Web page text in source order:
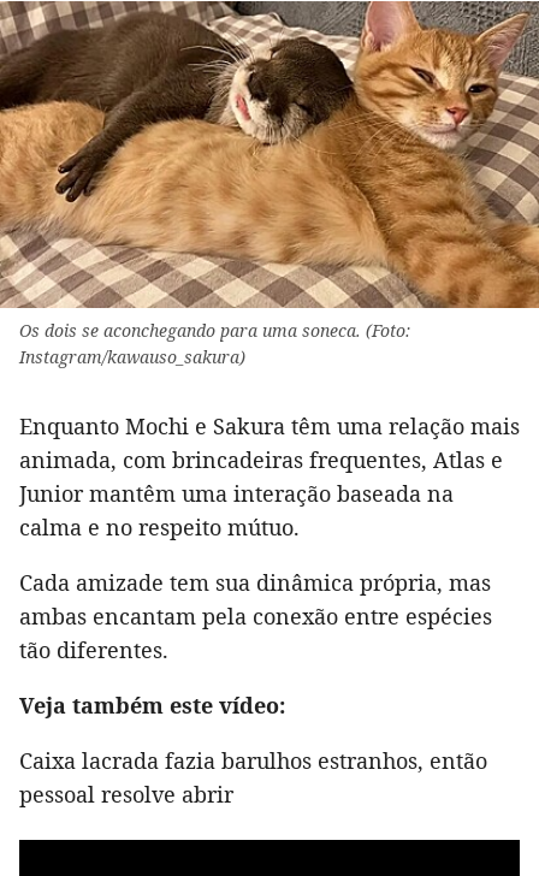
Os dois se aconchegando para uma soneca. (Foto:
Instagram/kawauso_sakura)
Enquanto Mochi e Sakura têm uma relação mais
animada, com brincadeiras frequentes, Atlas e
Junior mantêm uma interação baseada na
calma e no respeito mútuo.
Cada amizade tem sua dinâmica própria, mas
ambas encantam pela conexão entre espécies
tão diferentes.
Veja também este vídeo:
Caixa lacrada fazia barulhos estranhos, então
pessoal resolve abrir